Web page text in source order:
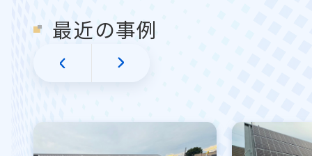
最近の事例